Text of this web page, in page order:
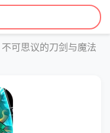
不可思议的刀剑与魔法